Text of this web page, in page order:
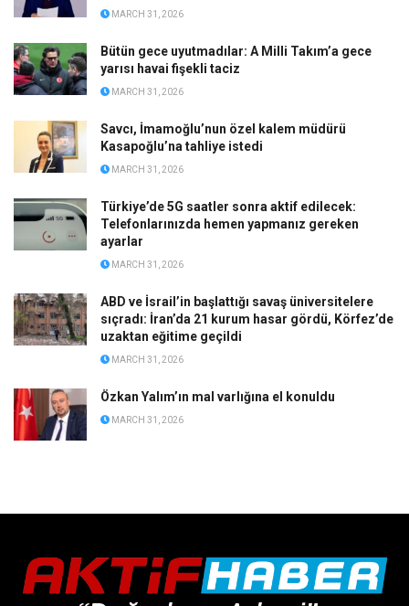
MARCH 31, 2026
Bütün gece uyutmadılar: A Milli Takım’a gece
yarısı havai fişekli taciz
MARCH 31, 2026
Savcı, İmamoğlu’nun özel kalem müdürü
Kasapoğlu’na tahliye istedi
MARCH 31, 2026
Türkiye’de 5G saatler sonra aktif edilecek:
Telefonlarınızda hemen yapmanız gereken
ayarlar
MARCH 31, 2026
ABD ve İsrail’in başlattığı savaş üniversitelere
sıçradı: İran’da 21 kurum hasar gördü, Körfez’de
uzaktan eğitime geçildi
MARCH 31, 2026
Özkan Yalım’ın mal varlığına el konuldu
MARCH 31, 2026